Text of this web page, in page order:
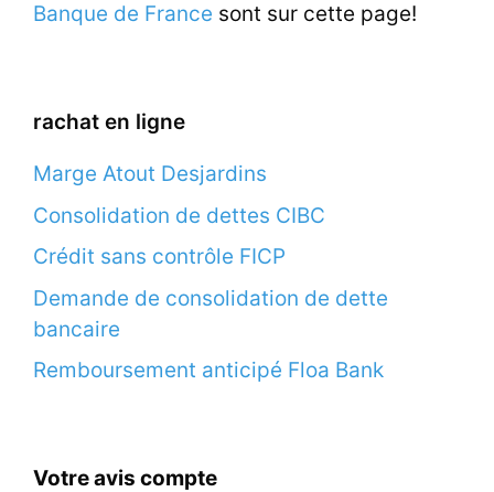
Banque de France sont sur cette page!
rachat en ligne
Marge Atout Desjardins
Consolidation de dettes CIBC
Crédit sans contrôle FICP
Demande de consolidation de dette
bancaire
Remboursement anticipé Floa Bank
Votre avis compte